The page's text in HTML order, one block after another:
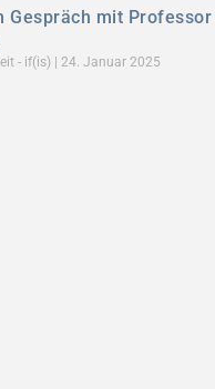
Gespräch mit Professor
- if(is) 24. Januar 2025